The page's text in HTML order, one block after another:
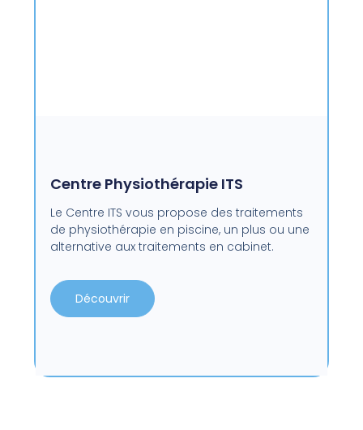
Centre Physiothérapie ITS
Le Centre ITS vous propose des traitements
de physiothérapie en piscine, un plus ou une
alternative aux traitements en cabinet.
Découvrir